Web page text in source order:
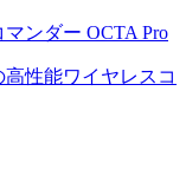
ンダー OCTA Pro
性能ワイヤレスコ